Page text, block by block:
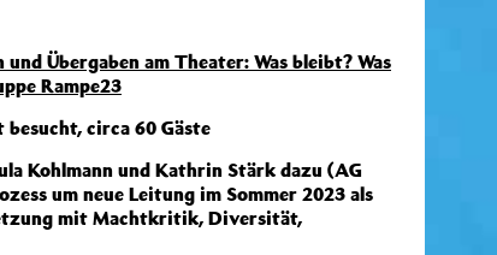
Übergaben am Theater: Was bleibt? Was
Rampe23
circa 60 Gäste
Kohlmann und Kathrin Stärk dazu (AG
um neue Leitung im Sommer 2023 als
mit Machtkritik, Diversität,